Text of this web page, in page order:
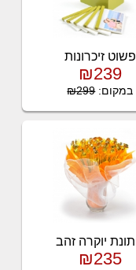
פשוט זיכרונות
₪239
במקום:₪299
יוקרה זהב
₪235